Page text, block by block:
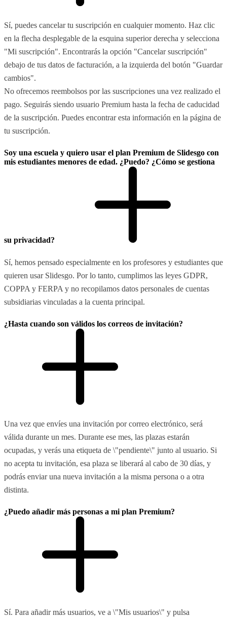
Sí, puedes cancelar tu suscripción en cualquier momento. Haz clic
en la flecha desplegable de la esquina superior derecha y selecciona
"Mi suscripción". Encontrarás la opción "Cancelar suscripción"
debajo de tus datos de facturación, a la izquierda del botón "Guardar
cambios".
No ofrecemos reembolsos por las suscripciones una vez realizado el
pago. Seguirás siendo usuario Premium hasta la fecha de caducidad
de la suscripción. Puedes encontrar esta información en la página de
tu suscripción.
Soy una escuela y quiero usar el plan Premium de Slidesgo con
mis estudiantes menores de edad. ¿Puedo? ¿Cómo se gestiona
su privacidad?
Sí, hemos pensado especialmente en los profesores y estudiantes que
quieren usar Slidesgo. Por lo tanto, cumplimos las leyes GDPR,
COPPA y FERPA y no recopilamos datos personales de cuentas
subsidiarias vinculadas a la cuenta principal.
¿Hasta cuando son válidos los correos de invitación?
Una vez que envíes una invitación por correo electrónico, será
válida durante un mes. Durante ese mes, las plazas estarán
ocupadas, y verás una etiqueta de \"pendiente\" junto al usuario. Si
no acepta tu invitación, esa plaza se liberará al cabo de 30 días, y
podrás enviar una nueva invitación a la misma persona o a otra
distinta.
¿Puedo añadir más personas a mi plan Premium?
Sí. Para añadir más usuarios, ve a \"Mis usuarios\" y pulsa